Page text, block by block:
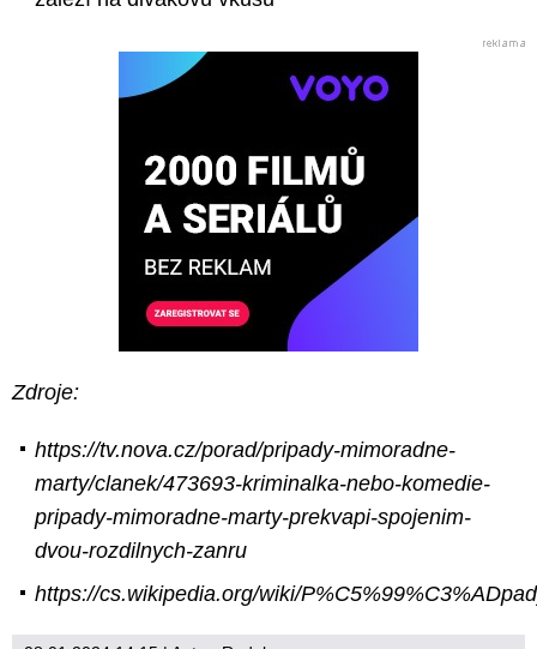
Zdroje:
https://tv.nova.cz/porad/pripady-mimoradne-
marty/clanek/473693-kriminalka-nebo-komedie-
pripady-mimoradne-marty-prekvapi-spojenim-
dvou-rozdilnych-zanru
https://cs.wikipedia.org/wiki/